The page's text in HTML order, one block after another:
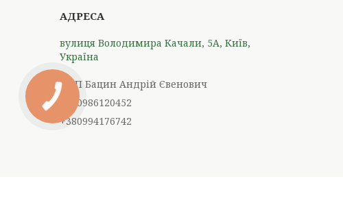
вулиця Володимира Качали, 5А, Київ,
Україна
ФОП Бацин Андрій Євенович
+380986120452
+380994176742